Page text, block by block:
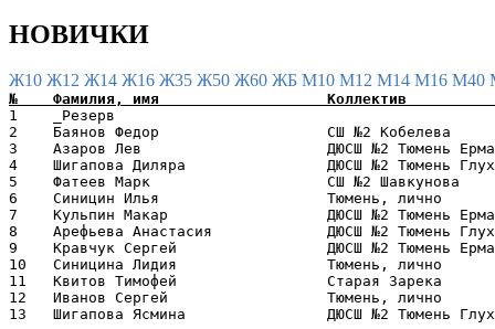
НОВИЧКИ
Ж10 Ж12 Ж14 Ж16 Ж35 Ж50 Ж60 ЖБ М10 М12 М14 М16 М40
1    _Резерв
2    Баянов Федор                   СШ №2
3    Азаров Лев                     ДЮСШ №2 Тюмень
4    Шигапова Диляра                ДЮСШ №2
5    Фатеев Марк                    СШ №2
6    Синицин Илья                   Тюмень,
7    Кульпин Макар                  ДЮСШ №2 Тюмень
8    Арефьева Анастасия             ДЮСШ №2
9    Кравчук Сергей                 ДЮСШ №2 Тюмень
10   Синицина Лидия                 Тюмень,
11   Квитов Тимофей                 Старая
12   Иванов Сергей                  Тюмень,